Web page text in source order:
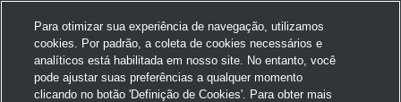
Home Volkswagen Acessórios Boné
Para otimizar sua experiência de navegação, utilizamos
cookies. Por padrão, a coleta de cookies necessários e
analíticos está habilitada em nosso site. No entanto, você
pode ajustar suas preferências a qualquer momento
clicando no botão 'Definição de Cookies'. Para obter mais